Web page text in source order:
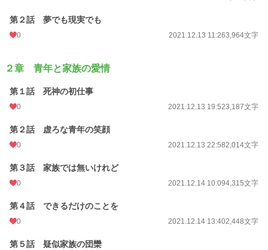
累計ポイント 34,250 pt (54,394 位)
第２話 夢でも現実でも
0 2021.12.13 11:263,964文字
２章 青年と家族の愛情
第１話 死神の初仕事
0 2021.12.13 19:523,187文字
第２話 虚ろな青年の笑顔
0 2021.12.13 22:582,014文字
第３話 家族では無いけれど
0 2021.12.14 10:094,315文字
第４話 できるだけのことを
0 2021.12.14 13:402,448文字
第５話 疑似家族の団欒